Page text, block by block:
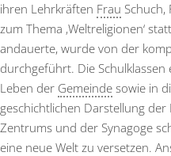
ihren Lehrkräften Frau Schuch,
zum Thema ‚Weltreligionen‘
andauerte, wurde von der
durchgeführt. Die
Leben der Gemeinde sowie in
geschichtlichen Darstellung
Zentrums und der Synagoge
eine neue Welt zu versetzen.